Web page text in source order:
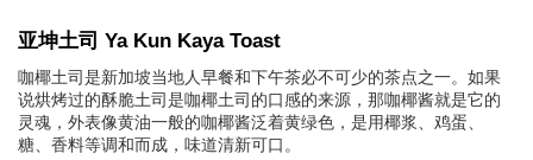
亚坤土司 Ya Kun Kaya Toast
咖椰土司是新加坡当地人早餐和下午茶必不可少的茶点之一。如果
说烘烤过的酥脆土司是咖椰土司的口感的来源，那咖椰酱就是它的
灵魂，外表像黄油一般的咖椰酱泛着黄绿色，是用椰浆、鸡蛋、
糖、香料等调和而成，味道清新可口。